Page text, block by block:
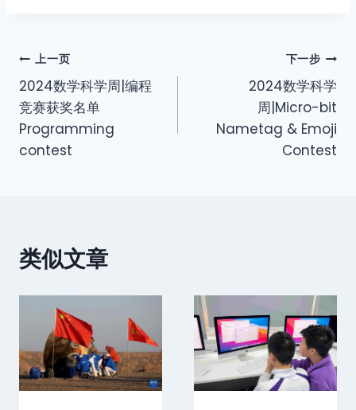
上一页
2024数学科学周|编程
竞赛获奖名单
Programming
contest
下一步
2024数学科学
周|Micro-bit
Nametag & Emoji
Contest
类似文章